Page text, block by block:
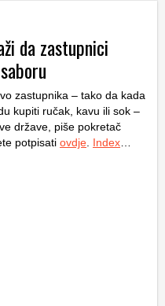
da zastupnici
zastupnika – tako da kada
kupiti ručak, kavu ili sok –
države, piše pokretač
potpisati ovdje Index